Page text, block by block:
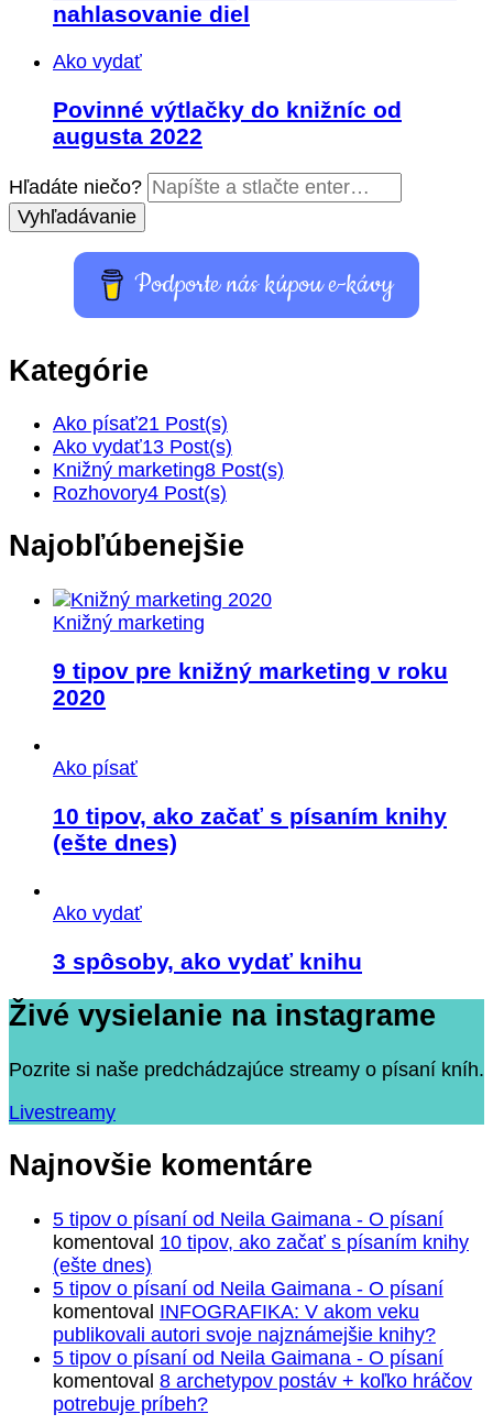
nahlasovanie diel
Ako vydať
Povinné výtlačky do knižníc od
augusta 2022
Hľadáte niečo?
Podporte nás kúpou e-kávy
Kategórie
Ako písať21 Post(s)
Ako vydať13 Post(s)
Knižný marketing8 Post(s)
Rozhovory4 Post(s)
Najobľúbenejšie
Knižný marketing
9 tipov pre knižný marketing v roku
2020
Ako písať
10 tipov, ako začať s písaním knihy
(ešte dnes)
Ako vydať
3 spôsoby, ako vydať knihu
Živé vysielanie na instagrame
Pozrite si naše predchádzajúce streamy o písaní kníh.
Livestreamy
Najnovšie komentáre
5 tipov o písaní od Neila Gaimana - O písaní
komentoval 10 tipov, ako začať s písaním knihy
(ešte dnes)
5 tipov o písaní od Neila Gaimana - O písaní
komentoval INFOGRAFIKA: V akom veku
publikovali autori svoje najznámejšie knihy?
5 tipov o písaní od Neila Gaimana - O písaní
komentoval 8 archetypov postáv + koľko hráčov
potrebuje príbeh?